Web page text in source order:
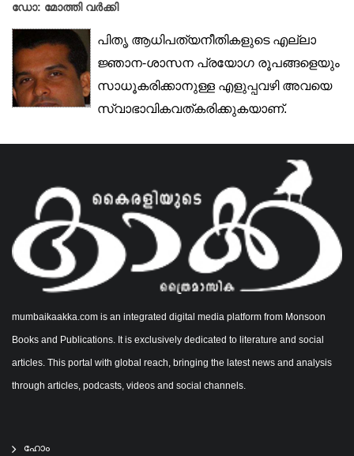
ഡോ: മോത്തി വർക്കി
പിതൃ ആധിപത്യനീതികളുടെ എല്ലാ
ജ്ഞാന-ശാസന പ്രയോഗ രൂപങ്ങളെയും
സാധൂകരിക്കാനുള്ള എളുപ്പവഴി അവയെ
സ്വാഭാവികവത്കരിക്കുകയാണ്.
mumbaikaakka.com is an integrated digital media platform from Monsoon
Books and Publications. It is exclusively dedicated to literature and social
articles. This portal with global reach, bringing the latest news and analysis
through articles, podcasts, videos and social channels.
ഹോം